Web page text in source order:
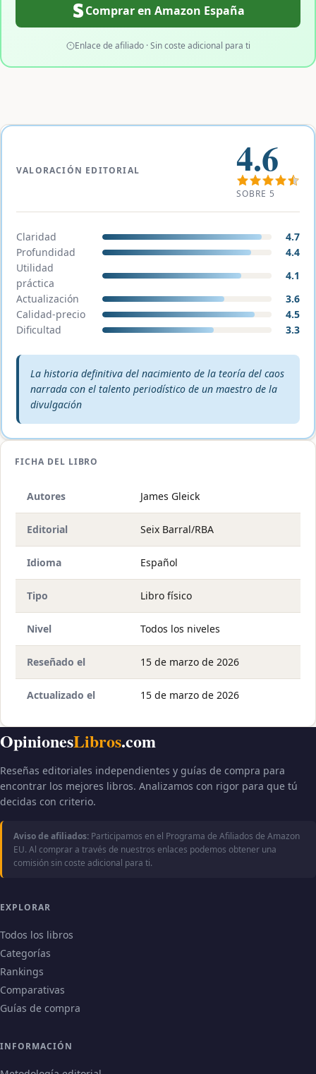
Comprar en Amazon España
Enlace de afiliado · Sin coste adicional para ti
VALORACIÓN EDITORIAL 4.6
SOBRE 5
Claridad
4.7
Profundidad
4.4
Utilidad
práctica
4.1
Actualización
3.6
Calidad-precio
4.5
Dificultad
3.3
Veredicto editorial:
La historia definitiva del nacimiento de la teoría del caos
narrada con el talento periodístico de un maestro de la
divulgación
FICHA DEL LIBRO
Autores James Gleick
Editorial Seix Barral/RBA
Idioma Español
Tipo Libro físico
Nivel Todos los niveles
Reseñado el 15 de marzo de 2026
Actualizado el 15 de marzo de 2026
OpinionesLibros.com
Reseñas editoriales independientes y guías de compra para
encontrar los mejores libros. Analizamos con rigor para que tú
decidas con criterio.
Aviso de afiliados: Participamos en el Programa de Afiliados de Amazon
EU. Al comprar a través de nuestros enlaces podemos obtener una
comisión sin coste adicional para ti.
EXPLORAR
Todos los libros
Categorías
Rankings
Comparativas
Guías de compra
INFORMACIÓN